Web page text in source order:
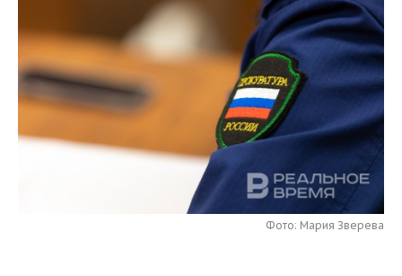
КОМУ ПРИНАДЛЕЖАТ
ТОРГОВЫЕ ЦЕНТРЫ
ТАТАРСТАНА
ИНВЕСТИЦИИ
МАШИНОСТРОЕНИЕ
НЕФТЕХИМИЯ
НЕФТЬ
ОПК
НОВОСТИ БИЗНЕСА
РОЗНИЧНАЯ ТОРГОВЛЯ
ТРАНСПОРТ
ТЕХНОЛОГИИ
НОВОСТИ ТЕХНОЛОГИЙ
IT
МЕРОПРИЯТИЯ
НОВОСТИ МЕРОПРИЯТИЙ
СПОРТ
Фото: Мария Зверева